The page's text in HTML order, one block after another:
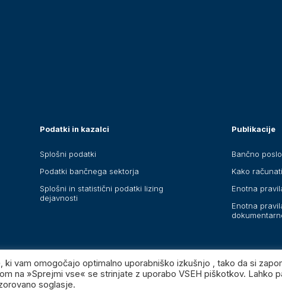
Podatki in kazalci
Splošni podatki
Podatki bančnega sektorja
Splošni in statistični podatki lizing
dejavnosti
Publikacije
Bančno
Kako
Enotna
Enotna
pridržane.
ki vam omogočajo optimalno uporabniško izkušnjo , tako da si
na »Sprejmi vse« se strinjate z uporabo VSEH piškotkov. Lahko
soglasje.